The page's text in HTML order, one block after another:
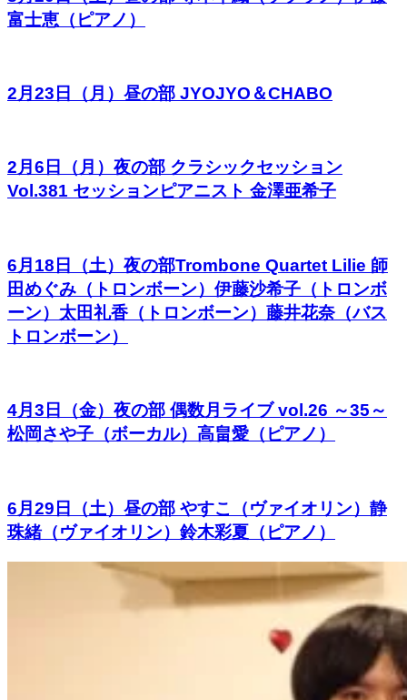
富士恵（ピアノ）
2月23日（月）昼の部 JYOJYO＆CHABO
2月6日（月）夜の部 クラシックセッション
Vol.381 セッションピアニスト 金澤亜希子
6月18日（土）夜の部Trombone Quartet Lilie 師
田めぐみ（トロンボーン）伊藤沙希子（トロンボ
ーン）太田礼香（トロンボーン）藤井花奈（バス
トロンボーン）
4月3日（金）夜の部 偶数月ライブ vol.26 ～35～
松岡さや子（ボーカル）高畠愛（ピアノ）
6月29日（土）昼の部 やすこ（ヴァイオリン）静
珠緒（ヴァイオリン）鈴木彩夏（ピアノ）